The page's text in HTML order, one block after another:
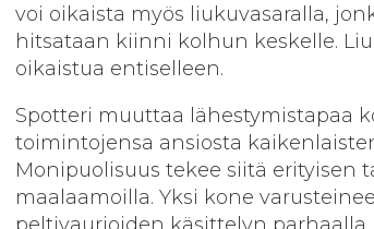
voi oikaista myös liukuvasaralla,
hitsataan kiinni kolhun keskelle.
oikaistua entiselleen.
Spotteri muuttaa lähestymistapaa
toimintojensa ansiosta
Monipuolisuus tekee siitä erityisen
maalaamoilla. Yksi kone